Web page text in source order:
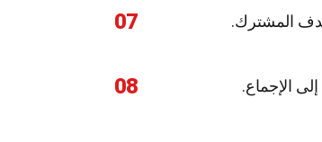
07 المشترك.
08 الإجماع.